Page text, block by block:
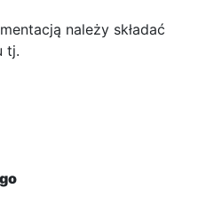
należy składać
tj.